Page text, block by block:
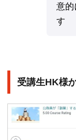
意
す
受講生HK様